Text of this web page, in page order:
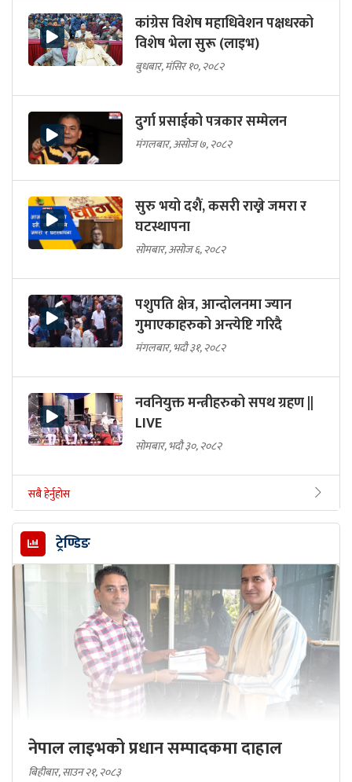
कांग्रेस विशेष महाधिवेशन पक्षधरको
विशेष भेला सुरू (लाइभ)
बुधबार, मंसिर १०, २०८२
दुर्गा प्रसाईको पत्रकार सम्मेलन
मंगलबार, असोज ७, २०८२
सुरु भयो दशैं, कसरी राख्ने जमरा र
घटस्थापना
सोमबार, असोज ६, २०८२
पशुपति क्षेत्र, आन्दोलनमा ज्यान
गुमाएकाहरुको अन्त्येष्टि गरिदै
मंगलबार, भदौ ३१, २०८२
नवनियुक्त मन्त्रीहरुको सपथ ग्रहण ||
LIVE
सोमबार, भदौ ३०, २०८२
सबै हेर्नुहोस
ट्रेण्डिङ
नेपाल लाइभको प्रधान सम्पादकमा दाहाल
बिहीबार, साउन २१, २०८३